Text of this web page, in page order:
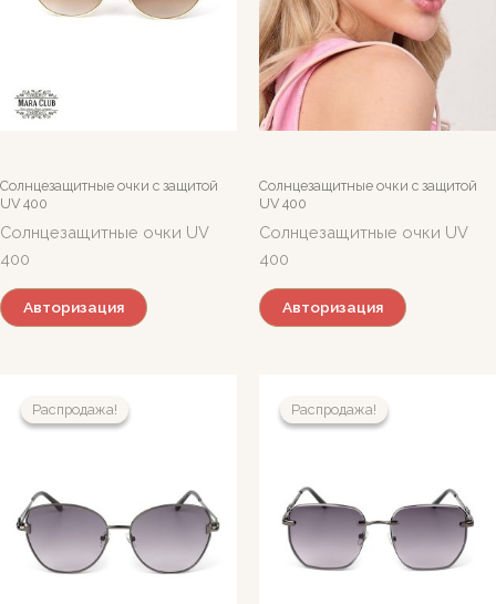
Солнцезащитные очки c защитой
UV 400
Солнцезащитные очки UV
400
Авторизация
Солнцезащитные очки c защитой
UV 400
Солнцезащитные очки UV
400
Авторизация
Распродажа!
Распродажа! Распродажа!
Распродажа!